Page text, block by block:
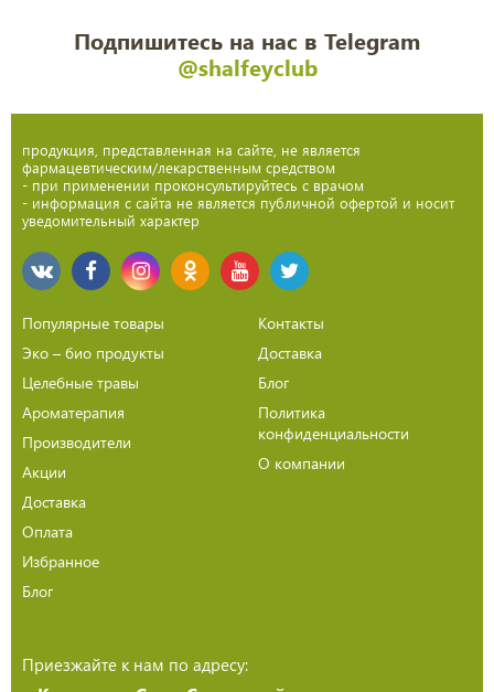
Подпишитесь на нас в Telegram
@shalfeyclub
продукция, представленная на сайте, не является
фармацевтическим/лекарственным средством
- при применении проконсультируйтесь с врачом
- информация с сайта не является публичной офертой и носит
уведомительный характер
Популярные товары
Эко – био продукты
Целебные травы
Ароматерапия
Производители
Акции
Доставка
Оплата
Избранное
Блог
Контакты
Доставка
Блог
Политика
конфиденциальности
О компании
Приезжайте к нам по адресу: